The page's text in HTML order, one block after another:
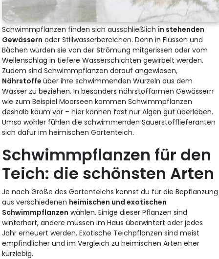
Schwimmpflanzen finden sich ausschließlich in stehenden
Gewässern oder Stillwasserbereichen. Denn in Flüssen und
Bächen würden sie von der Strömung mitgerissen oder vom
Wellenschlag in tiefere Wasserschichten gewirbelt werden.
Zudem sind Schwimmpflanzen darauf angewiesen,
Nährstoffeüber ihre schwimmenden Wurzeln aus dem
Wasser zu beziehen. In besonders nährstoffarmen Gewässern
wie zum Beispiel Moorseen kommen Schwimmpflanzen
deshalb kaum vor – hier können fast nur Algen gut überleben.
Umso wohler fühlen die schwimmenden Sauerstofflieferanten
sich dafür im heimischen Gartenteich.
Schwimmpflanzen für den
Teich: die schönsten Arten
Je nach Größe des Gartenteichs kannst du für die Bepflanzung
aus verschiedenen heimischen und exotischen
Schwimmpflanzen wählen. Einige dieser Pflanzen sind
winterhart, andere müssen im Haus überwintert oder jedes
Jahr erneuert werden. Exotische Teichpflanzen sind meist
empfindlicher und im Vergleich zu heimischen Arten eher
kurzlebig.